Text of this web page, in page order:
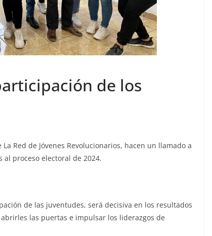
de los
Red de Jóvenes Revolucionarios, hacen un llamado a
proceso electoral de 2024.
de las juventudes, será decisiva en los resultados
las puertas e impulsar los liderazgos de